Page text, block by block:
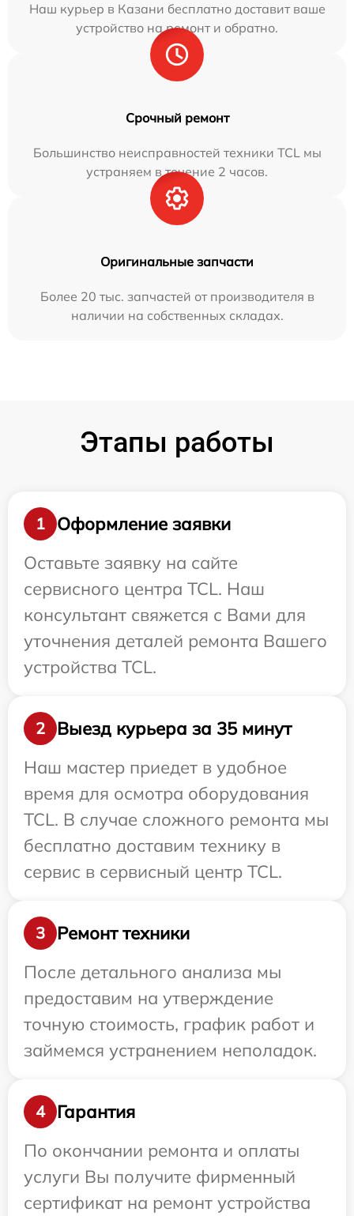
Наш курьер в Казани бесплатно доставит ваше
устройство на ремонт и обратно.
Срочный ремонт
Большинство неисправностей техники TCL мы
устраняем в течение 2 часов.
Оригинальные запчасти
Более 20 тыс. запчастей от производителя в
наличии на собственных складах.
Этапы работы
1
Оформление заявки
Оставьте заявку на сайте
сервисного центра TCL. Наш
консультант свяжется с Вами для
уточнения деталей ремонта Вашего
устройства TCL.
2
Выезд курьера за 35 минут
Наш мастер приедет в удобное
время для осмотра оборудования
TCL. В случае сложного ремонта мы
бесплатно доставим технику в
сервис в сервисный центр TCL.
3
Ремонт техники
После детального анализа мы
предоставим на утверждение
точную стоимость, график работ и
займемся устранением неполадок.
4
Гарантия
По окончании ремонта и оплаты
услуги Вы получите фирменный
сертификат на ремонт устройства